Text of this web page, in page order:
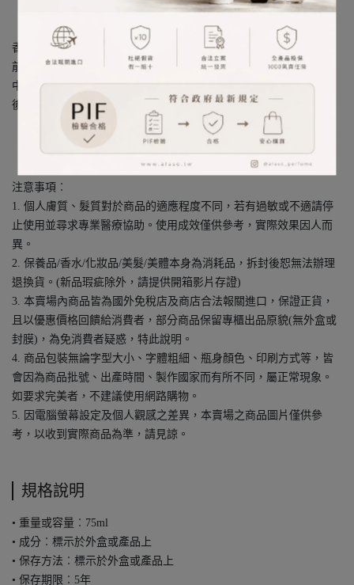
香調： 花香調
前調： 粉紅莓、橙花
中調： 晚香玉、茉莉
後調： 麝香
注意事項︰
1. 個人膚質、髮質對於商品的適應程度不同，若有過敏或不適請停
止使用並尋求專業醫療協助。使用成效僅供參考，實際效果因人而
異。
2. 保養品/香水/化妝品/美髮/美體本身為消耗品，拆封後恕無法辦理
退換貨。(新品瑕疵除外，請提供開箱影片存證)
3. 本賣場內商品皆為國外免稅店及商店合法報關進口，保證正貨，
且以優惠價格回饋給消費者，部分商品保留專櫃出品原貌(無外盒或
封膜)，為免消費者疑惑，特此說明。
4. 商品包裝無論字型大小、字體粗細、瓶身顏色、印刷方式等，皆
會因為商品批號、出產時間、製作國家而有所不同，屬正常現象。
如要求完美者，不建議使用網路購物。
5. 因電腦螢幕設定及個人觀感之差異，本賣場之商品圖片僅供參
考，以收到實際商品為準，請見諒。
規格說明
• 重量或容量︰75ml
• 成分︰標示於外盒或產品上
• 保存方法︰標示於外盒或產品上
• 保存期限︰5年